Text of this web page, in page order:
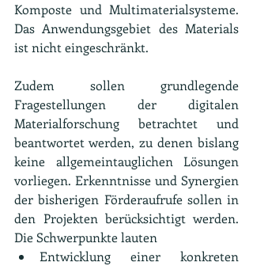
Komposte und Multimaterialsysteme.
Das Anwendungsgebiet des Materials
ist nicht eingeschränkt.
Zudem sollen grundlegende
Fragestellungen der digitalen
Materialforschung betrachtet und
beantwortet werden, zu denen bislang
keine allgemeintauglichen Lösungen
vorliegen. Erkenntnisse und Synergien
der bisherigen Förderaufrufe sollen in
den Projekten berücksichtigt werden.
Die Schwerpunkte lauten
Entwicklung einer konkreten